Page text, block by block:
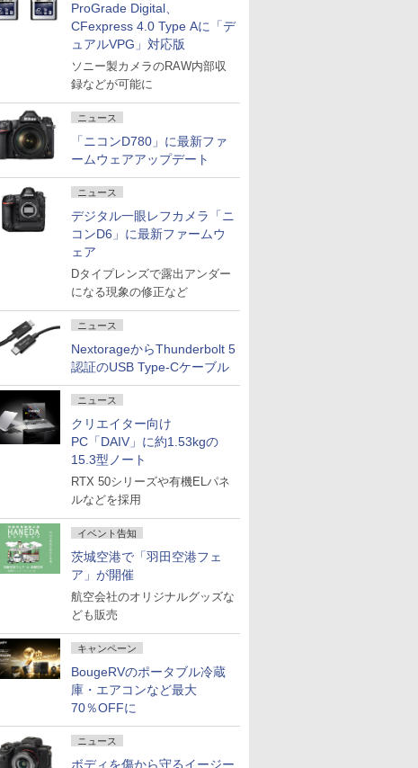
ProGrade Digital、
CFexpress 4.0 Type Aに「デ
ュアルVPG」対応版
ソニー製カメラのRAW内部収
録などが可能に
ニュース
「ニコンD780」に最新ファ
ームウェアアップデート
ニュース
デジタル一眼レフカメラ「ニ
コンD6」に最新ファームウ
ェア
Dタイプレンズで露出アンダー
になる現象の修正など
ニュース
NextorageからThunderbolt 5
認証のUSB Type-Cケーブル
ニュース
クリエイター向け
PC「DAIV」に約1.53kgの
15.3型ノート
RTX 50シリーズや有機ELパネ
ルなどを採用
イベント告知
茨城空港で「羽田空港フェ
ア」が開催
航空会社のオリジナルグッズな
ども販売
キャンペーン
BougeRVのポータブル冷蔵
庫・エアコンなど最大
70％OFFに
ニュース
ボディを傷から守るイージー